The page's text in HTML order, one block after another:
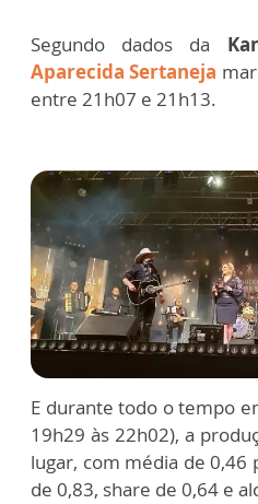
Segundo dados da
Aparecida Sertaneja
entre 21h07 e 21h13.
E durante todo o tempo
19h29 às 22h02), a
lugar, com média de 0,46
de 0,83, share de 0,64 e